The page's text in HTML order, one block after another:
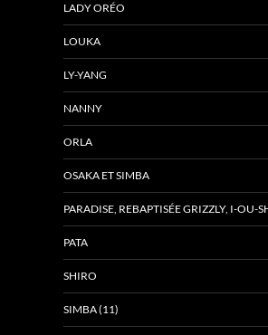
LADY ORÉO
LOUKA
LY-YANG
NANNY
ORLA
OSAKA ET SIMBA
PARADISE, REBAPTISÉE GRIZZLY, I-OU-
PATA
SHIRO
SIMBA (11)